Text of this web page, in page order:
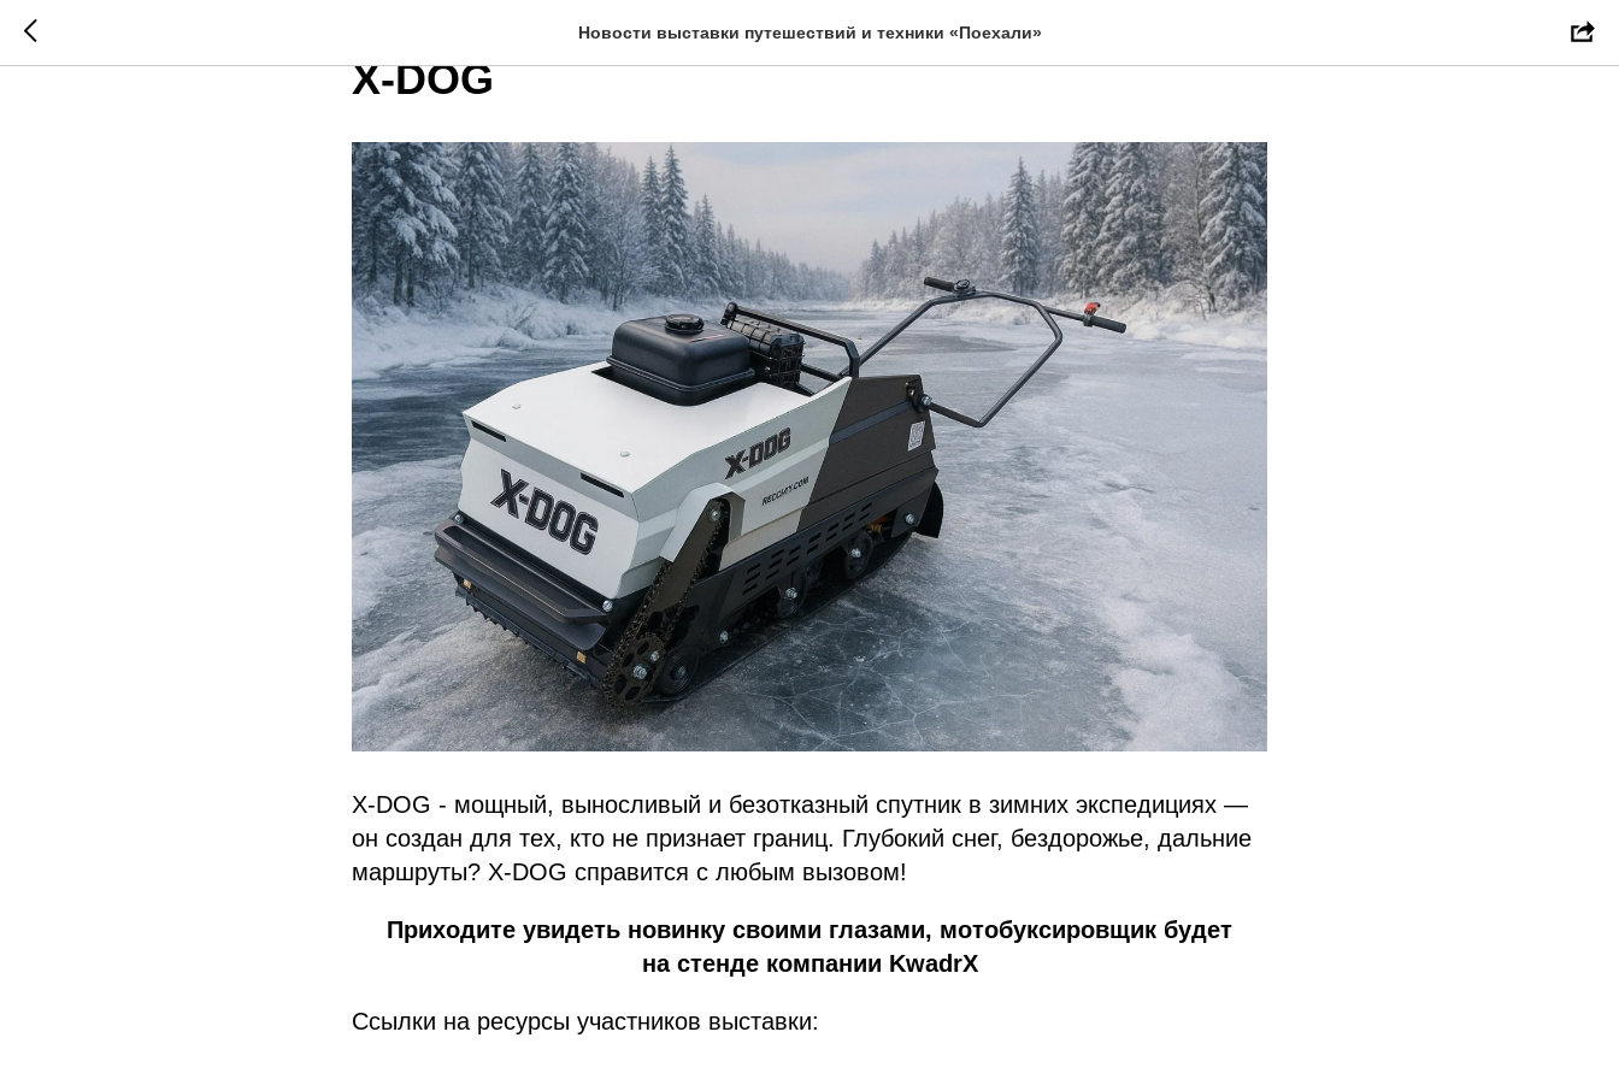
Новости выставки путешествий и техники «Поехали»
Встречайте новинку - мотобуксировщик
X-DOG
X-DOG - мощный, выносливый и безотказный спутник в зимних экспедициях —
он создан для тех, кто не признает границ. Глубокий снег, бездорожье, дальние
маршруты? X-DOG справится с любым вызовом!
Приходите увидеть новинку своими глазами, мотобуксировщик будет
на стенде компании KwadrX
Ссылки на ресурсы участников выставки: